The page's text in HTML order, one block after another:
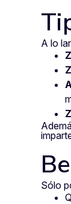
A lo
Sólo